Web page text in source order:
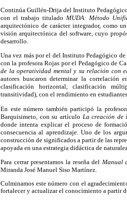
Continúa Guillén-Drija del Instituto
con el trabajo tituladoMUDA: Método
arquitectónico de carácter integrador, como
visión arquitectónica del software, cuyo
desarrollo.
Una vez más por el del Instituto Pedagógico
con la profesora Rojas por el Pedagógico de
de la operatividad mental y su relación con
autores buscaron determinar la correlación
clasificación horizontal, clasificación
transitividad), con el rendimiento en
En este número también participó la
Barquisimeto, con su artículo La creación de
donde intenta explicar el proceso de
consecuencia al aprendizaje. Uno de los
construcción de significados a partir de las
apoyada en una estrategia didáctica de
Para cerrar presentamos la reseña del Manual
Miranda José Manuel Siso Martínez.
Culminamos este número con el
fortalecer y actualizar el conocimiento a partir